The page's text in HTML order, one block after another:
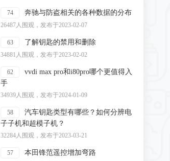
74 奔驰与防盗相关的各种数据的分布
26487人围观，发布于2023-02-07
63 了解钥匙的禁用和删除
34881人围观，发布于2023-02-02
62
vvdi max pro和i80pro哪个更值得入
手
34939人围观，发布于2024-01-09
58
汽车钥匙类型有哪些？如何分辨电
子子机和超模子机？
32284人围观，发布于2023-03-21
57 本田锋范遥控增加弯路